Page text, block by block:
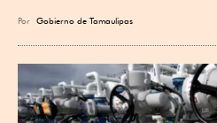
Por Gobierno de Tamaulipas